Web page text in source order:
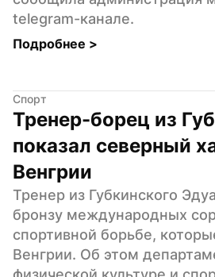
telegram-канале.
Подробнее >
Спорт
Тренер-борец из
показал северный
Венгрии
Тренер из Губкинского
бронзу международных
спортивной борьбе,
Венгрии. Об этом